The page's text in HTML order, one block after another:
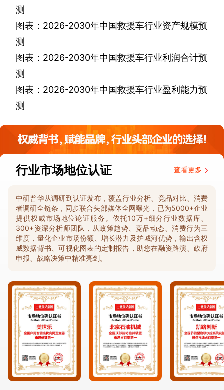
测
图表： 2026-2030年中国救援车行业资产规模预
测
图表： 2026-2030年中国救援车行业利润合计预
测
图表： 2026-2030年中国救援车行业盈利能力预
测
行业市场地位认证 查看更多
中研普华从调研到认证发布，覆盖行业分析、竞品对比、消费
者调研全链条，同步联合头部媒体全网曝光，已为5000+企业
提供权威市场地位论证服务。依托10万+细分行业数据库、
300+资深分析师团队，从政策趋势、竞品动态、消费行为三
维度，量化企业市场份额、增长潜力及护城河优势，输出含权
威数据背书、可视化图表的定制报告，助您在融资路演、政府
申报、战略决策中精准亮剑。